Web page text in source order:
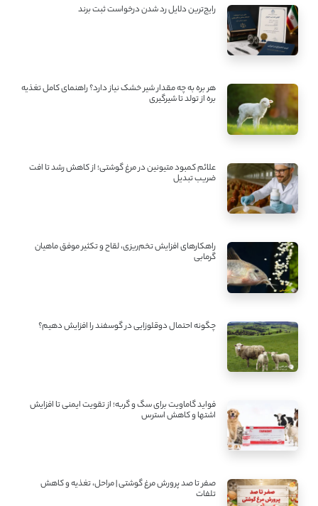
رایج‌ترین دلایل رد شدن درخواست ثبت برند
هر بره به چه مقدار شیر خشک نیاز دارد؟ راهنمای کامل تغذیه
بره از تولد تا شیرگیری
علائم کمبود متیونین در مرغ گوشتی؛ از کاهش رشد تا افت
ضریب تبدیل
راهکارهای افزایش تخم‌ریزی، لقاح و تکثیر موفق ماهیان
گرمابی
چگونه احتمال دوقلوزایی در گوسفند را افزایش دهیم؟
فواید گاماویت برای سگ و گربه؛ از تقویت ایمنی تا افزایش
اشتها و کاهش استرس
صفر تا صد پرورش مرغ گوشتی | مراحل، تغذیه و کاهش
تلفات